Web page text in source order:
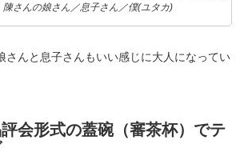
陳さんの娘さん／息子さん／僕(ユタカ)
さんと息子さんもいい感じに大人になってい
会形式の蓋碗（審茶杯）でテ